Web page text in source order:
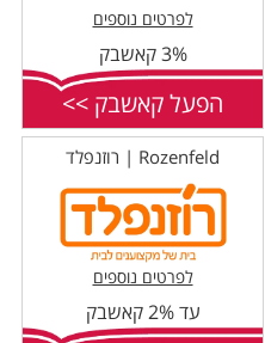
לפרטים נוספים
3% קאשבק
הפעל קאשבק >>
Rozenfeld | רוזנפלד
לפרטים נוספים
עד 2% קאשבק